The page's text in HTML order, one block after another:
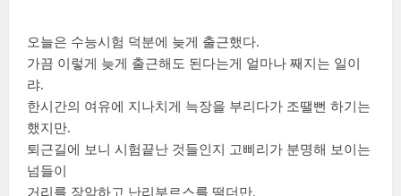
오늘은 수능시험 덕분에 늦게 출근했다.
가끔 이렇게 늦게 출근해도 된다는게 얼마나 째지는 일이
랴.
한시간의 여유에 지나치게 늑장을 부리다가 조땔뻔 하기는
했지만.
퇴근길에 보니 시험끝난 것들인지 고삐리가 분명해 보이는
넘들이
거리를 장악하고 난리부르스를 떨더만.